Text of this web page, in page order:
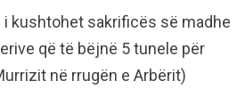
i kushtohet sakrificës së madhe
që të bëjnë 5 tunele për
në rrugën e Arbërit)